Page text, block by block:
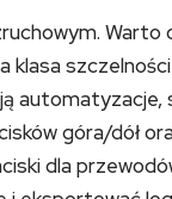
Warto
klasa
automatyzacje,
góra/dół
dla